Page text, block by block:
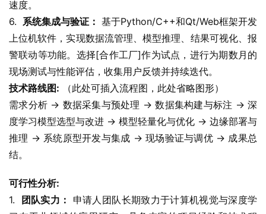
速度。
6. 系统集成与验证： 基于Python/C++和Qt/Web框架开发
上位机软件，实现数据流管理、模型推理、结果可视化、报
警联动等功能。选择[合作工厂]作为试点，进行为期数月的
现场测试与性能评估，收集用户反馈并持续迭代。
技术路线图: （此处可插入流程图，此处省略图形）
需求分析 -> 数据采集与预处理 -> 数据集构建与标注 -> 深
度学习模型选型与改进 -> 模型轻量化与优化 -> 边缘部署与
推理 -> 系统原型开发与集成 -> 现场验证与调优 -> 成果总
结。
可行性分析:
1.
团队实力：
申请人团队长期致力于计算机视觉与深度学